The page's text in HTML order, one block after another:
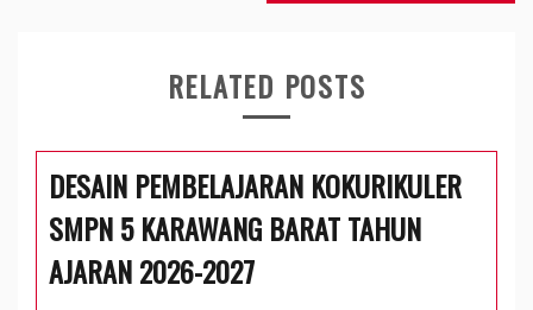
RELATED POSTS
DESAIN PEMBELAJARAN KOKURIKULER
SMPN 5 KARAWANG BARAT TAHUN
AJARAN 2026-2027